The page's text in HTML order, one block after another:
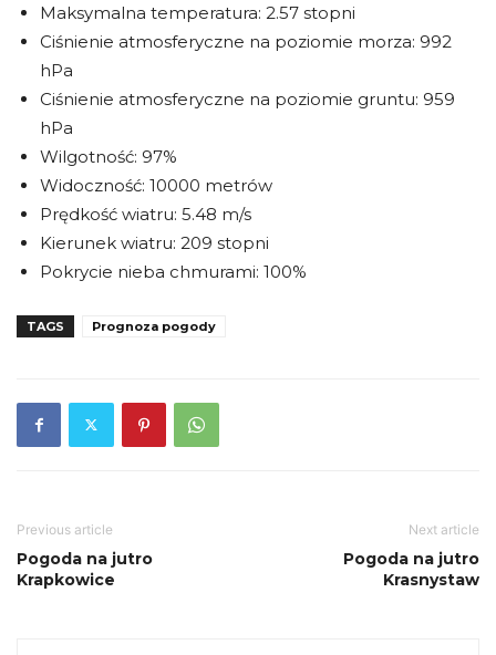
Maksymalna temperatura: 2.57 stopni
Ciśnienie atmosferyczne na poziomie morza: 992
hPa
Ciśnienie atmosferyczne na poziomie gruntu: 959
hPa
Wilgotność: 97%
Widoczność: 10000 metrów
Prędkość wiatru: 5.48 m/s
Kierunek wiatru: 209 stopni
Pokrycie nieba chmurami: 100%
TAGS Prognoza pogody
Previous article
Pogoda na jutro
Krapkowice
Next article
Pogoda na jutro
Krasnystaw